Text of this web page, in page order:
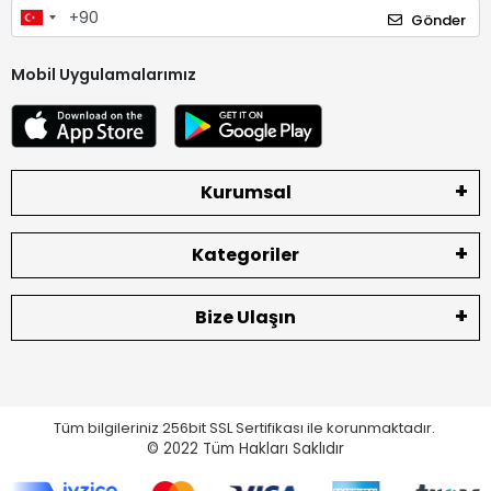
Gönder
Mobil Uygulamalarımız
Kurumsal
Kategoriler
Bize Ulaşın
Tüm bilgileriniz 256bit SSL Sertifikası ile korunmaktadır.
© 2022 Tüm Hakları Saklıdır